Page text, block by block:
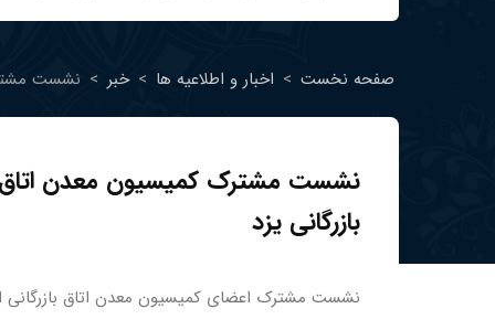
صفحه نخست > اخبار و اطلاعیه ها > خبر > نشست
نشست مشترک کمیسیون معدن اتاق
بازرگانی یزد
نشست مشترک اعضای کمیسیون معدن اتاق بازرگانی